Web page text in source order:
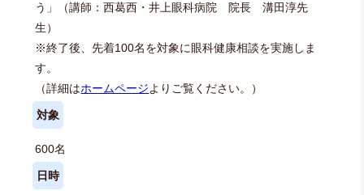
う」（講師：西葛西・井上眼科病院 院長 溝田淳先
生）
※終了後、先着100名を対象に眼科健康相談を実施しま
す。
（詳細はホームページよりご覧ください。）
対象
600名
日時